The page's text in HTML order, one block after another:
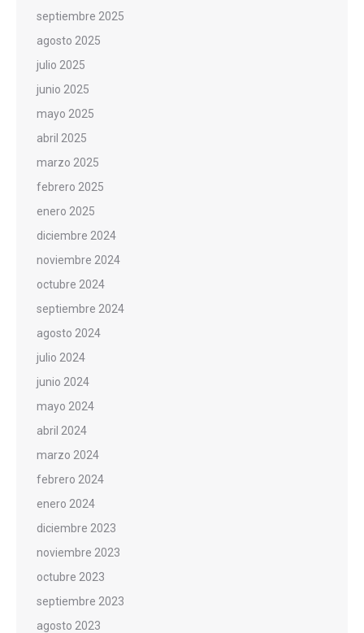
septiembre 2025
agosto 2025
julio 2025
junio 2025
mayo 2025
abril 2025
marzo 2025
febrero 2025
enero 2025
diciembre 2024
noviembre 2024
octubre 2024
septiembre 2024
agosto 2024
julio 2024
junio 2024
mayo 2024
abril 2024
marzo 2024
febrero 2024
enero 2024
diciembre 2023
noviembre 2023
octubre 2023
septiembre 2023
agosto 2023